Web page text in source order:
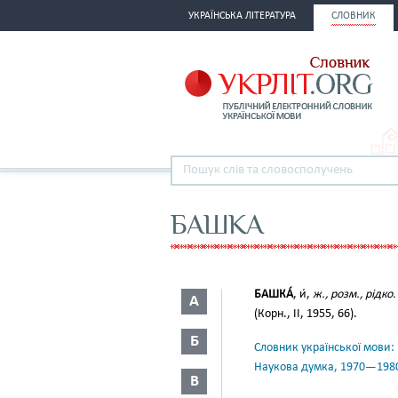
УКРАЇНСЬКА ЛІТЕРАТУРА СЛОВНИК
БАШКА
А
Б
В
БАШКА́, и́, ж., розм., рідко.
(Корн., II, 1955, 66).
Словник української
Наукова думка,